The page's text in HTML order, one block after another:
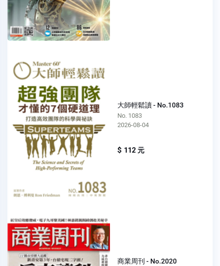
大師輕鬆讀 - No.1083
No. 1083
2026-08-04
$ 112 元
商業周刊 - No.2020